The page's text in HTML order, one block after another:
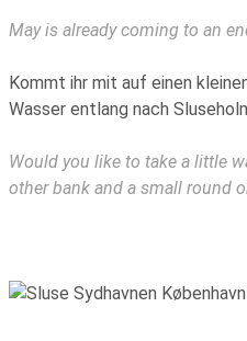
May is already coming to an
Kommt ihr mit auf einen
Wasser entlang nach
Would you like to take a little
other bank and a small round